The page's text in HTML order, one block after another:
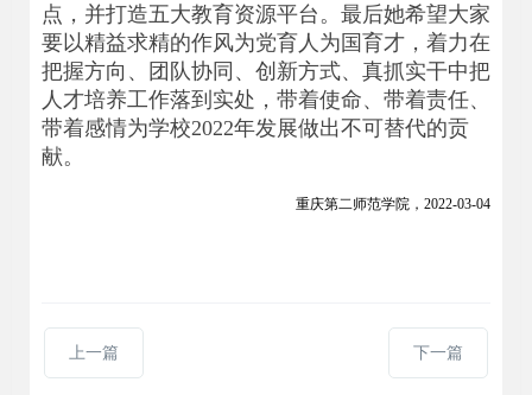
点，并打造五大教育资源平台。最后她希望大家
要以精益求精的作风为党育人为国育才，着力在
把握方向、团队协同、创新方式、真抓实干中把
人才培养工作落到实处，带着使命、带着责任、
带着感情为学校2022年发展做出不可替代的贡
献。
重庆第二师范学院，2022-03-04
上一篇 下一篇